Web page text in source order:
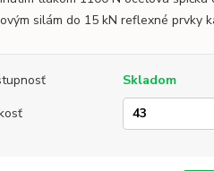
silám do 15 kN reflexné prvky
Skladom